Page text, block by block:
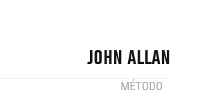
JOHN ALLAN
MÉTODO